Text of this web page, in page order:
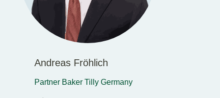
Andreas Fröhlich
Partner Baker Tilly Germany